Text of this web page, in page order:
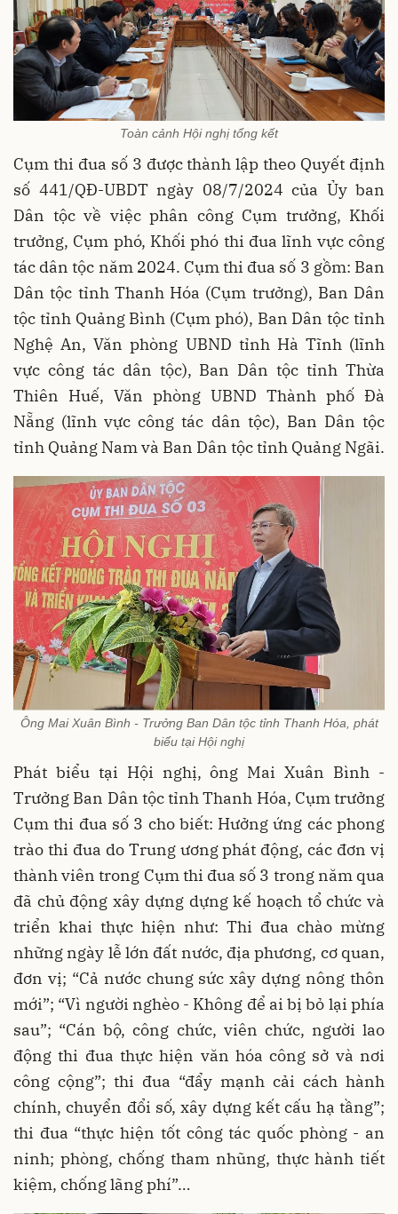
Toàn cảnh Hội nghị tổng kết
Cụm thi đua số 3 được thành lập theo Quyết định
số 441/QĐ-UBDT ngày 08/7/2024 của Ủy ban
Dân tộc về việc phân công Cụm trưởng, Khối
trưởng, Cụm phó, Khối phó thi đua lĩnh vực công
tác dân tộc năm 2024. Cụm thi đua số 3 gồm: Ban
Dân tộc tỉnh Thanh Hóa (Cụm trưởng), Ban Dân
tộc tỉnh Quảng Bình (Cụm phó), Ban Dân tộc tỉnh
Nghệ An, Văn phòng UBND tỉnh Hà Tĩnh (lĩnh
vực công tác dân tộc), Ban Dân tộc tỉnh Thừa
Thiên Huế, Văn phòng UBND Thành phố Đà
Nẵng (lĩnh vực công tác dân tộc), Ban Dân tộc
tỉnh Quảng Nam và Ban Dân tộc tỉnh Quảng Ngãi.
Ông Mai Xuân Bình - Trưởng Ban Dân tộc tỉnh Thanh Hóa, phát
biểu tại Hội nghị
Phát biểu tại Hội nghị, ông Mai Xuân Bình -
Trưởng Ban Dân tộc tỉnh Thanh Hóa, Cụm trưởng
Cụm thi đua số 3 cho biết: Hưởng ứng các phong
trào thi đua do Trung ương phát động, các đơn vị
thành viên trong Cụm thi đua số 3 trong năm qua
đã chủ động xây dựng dựng kế hoạch tổ chức và
triển khai thực hiện như: Thi đua chào mừng
những ngày lễ lớn đất nước, địa phương, cơ quan,
đơn vị; “Cả nước chung sức xây dựng nông thôn
mới”; “Vì người nghèo - Không để ai bị bỏ lại phía
sau”; “Cán bộ, công chức, viên chức, người lao
động thi đua thực hiện văn hóa công sở và nơi
công cộng”; thi đua “đẩy mạnh cải cách hành
chính, chuyển đổi số, xây dựng kết cấu hạ tầng”;
thi đua “thực hiện tốt công tác quốc phòng - an
ninh; phòng, chống tham nhũng, thực hành tiết
kiệm, chống lãng phí”…